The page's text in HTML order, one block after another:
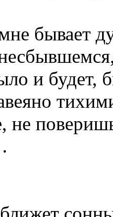
бывает
и будет,
не